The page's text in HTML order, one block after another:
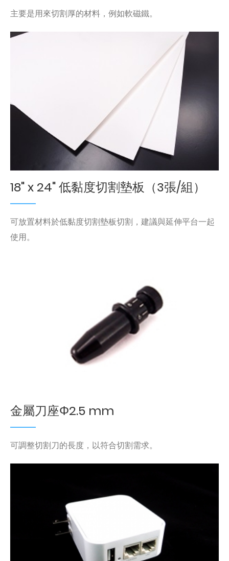
主要是用來切割厚的材料，例如軟磁鐵。
18" x 24" 低黏度切割墊板（3張/組）
可放置材料於低黏度切割墊板切割，建議與延伸平台一起
使用。
金屬刀座Φ2.5 mm
可調整切割刀的長度，以符合切割需求。